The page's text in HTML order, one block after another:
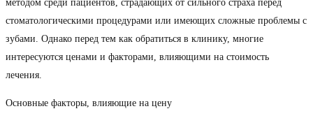
методом среди пациентов, страдающих от сильного страха перед
стоматологическими процедурами или имеющих сложные проблемы с
зубами. Однако перед тем как обратиться в клинику, многие
интересуются ценами и факторами, влияющими на стоимость
лечения.
Основные факторы, влияющие на цену